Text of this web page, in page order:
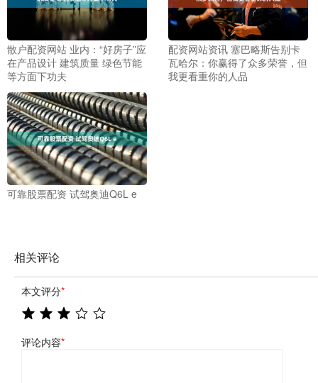
散户配资网站 业内：“好房子”应
在产品设计 建筑质量 绿色节能
等方面下功夫
配资网站资讯 塞巴略斯告别卡
瓦哈尔：你赢得了众多荣誉，但
我更看重你的人品
可靠股票配资 试驾奥迪Q6L e
相关评论
本文评分*
评论内容*